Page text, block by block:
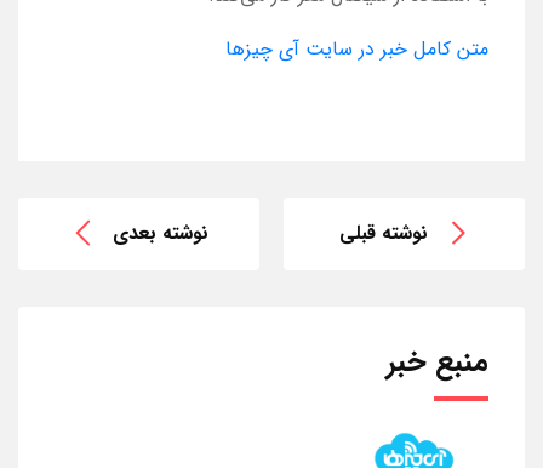
متن کامل خبر در سایت آی چیزها
نوشته قبلی نوشته بعدی
منبع خبر